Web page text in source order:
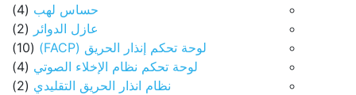
حساس لهب (4)
عازل الدوائر (2)
لوحة تحكم إنذار الحريق (FACP)
(10)
لوحة تحكم نظام الإخلاء الصوتي (4)
نظام انذار الحريق التقليدي (2)